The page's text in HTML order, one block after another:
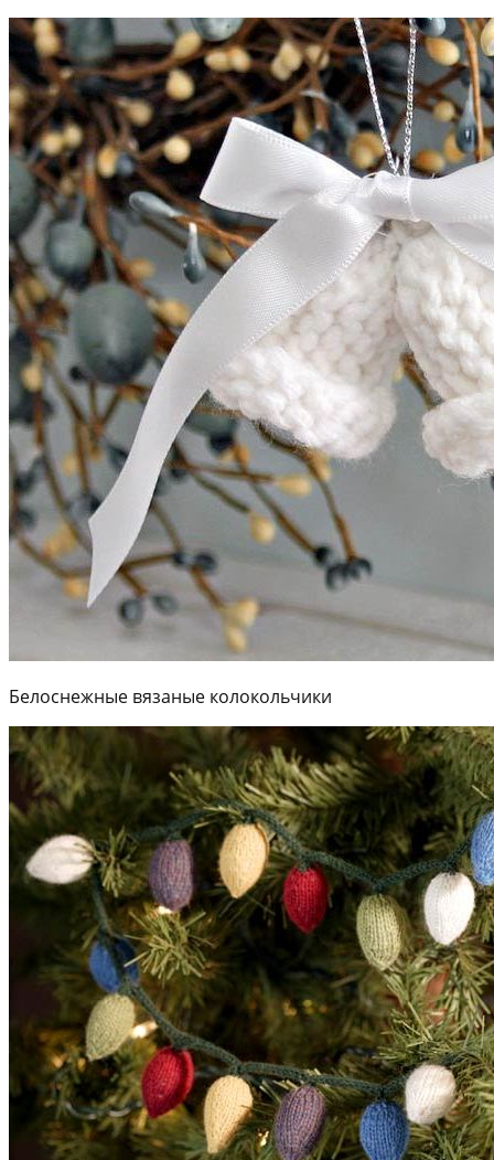
Белоснежные вязаные колокольчики